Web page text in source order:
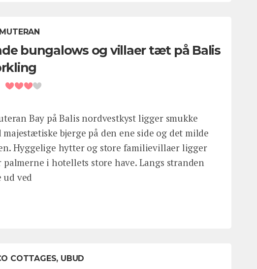
bungalows og villaer tæt på Balis
Bay på Balis nordvestkyst ligger smukke
majestætiske bjerge på den ene side og det milde
Hyggelige hytter og store familievillaer ligger
i hotellets store have. Langs stranden
ved
COTTAGES, UBUD